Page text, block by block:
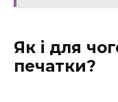
Як і для
печатки?